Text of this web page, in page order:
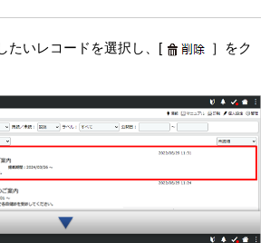
たいレコードを選択し、[
］をク